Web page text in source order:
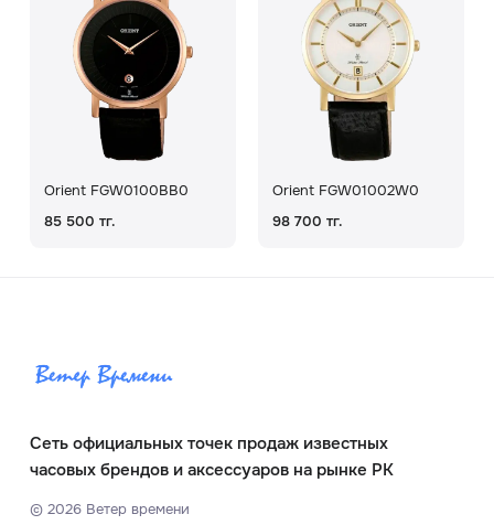
Orient FGW0100BB0
85 500 тг.
Orient FGW01002W0
98 700 тг.
Сеть официальных точек продаж известных
часовых брендов и аксессуаров на рынке РК
© 2026Ветер времени